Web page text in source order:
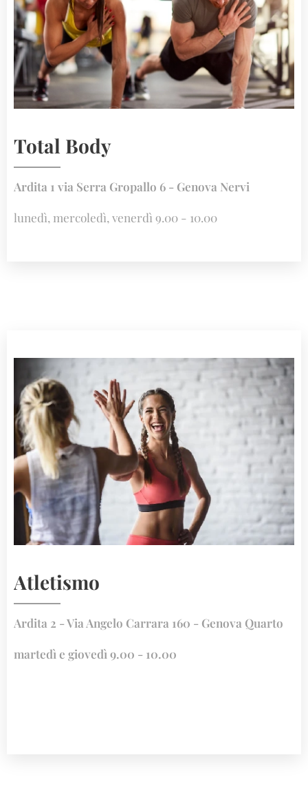
Total Body
Ardita 1 via Serra Gropallo 6 - Genova Nervi
lunedì, mercoledì, venerdì 9.00 - 10.00
Atletismo
Ardita 2 - Via Angelo Carrara 160 - Genova Quarto
martedì e giovedì 9.00 - 10.00